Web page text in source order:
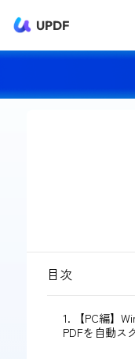
UPDF
目次
1. 【PC編】
PDFを自動ス